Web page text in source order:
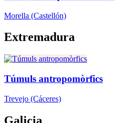
Morella (Castellón)
Extremadura
Túmuls antropomòrfics
Trevejo (Cáceres)
Galicia